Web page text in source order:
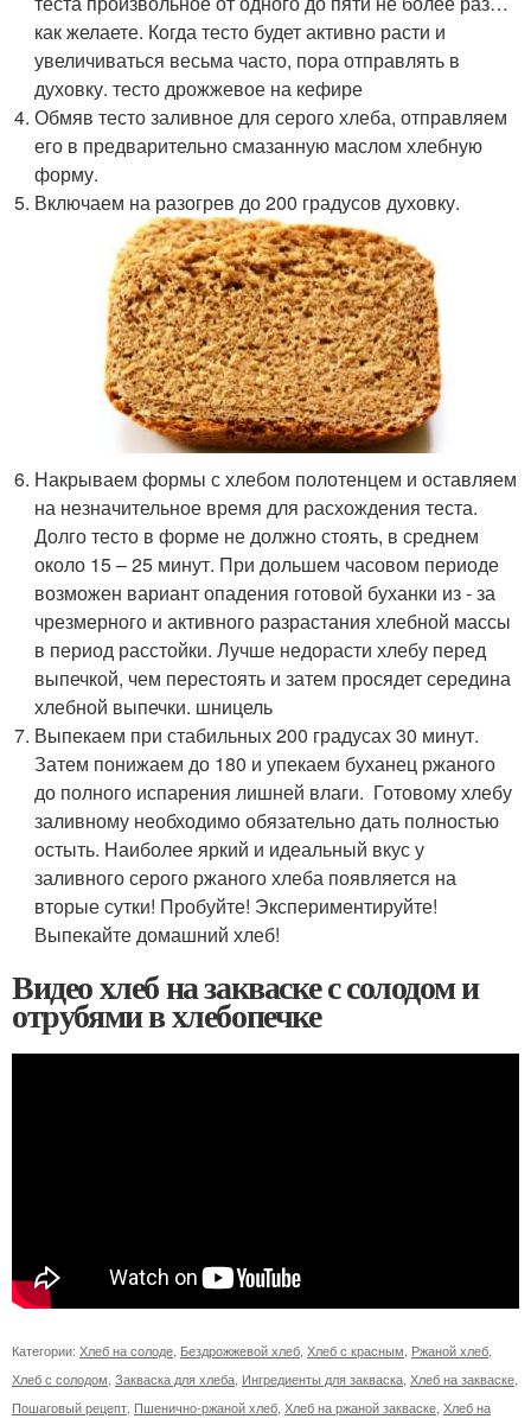
как желаете. Когда тесто будет активно расти и
увеличиваться весьма часто, пора отправлять в
духовку. тесто дрожжевое на кефире
Обмяв тесто заливное для серого хлеба, отправляем
его в предварительно смазанную маслом хлебную
форму.
Включаем на разогрев до 200 градусов духовку.
Накрываем формы с хлебом полотенцем и оставляем
на незначительное время для расхождения теста.
Долго тесто в форме не должно стоять, в среднем
около 15 – 25 минут. При дольшем часовом периоде
возможен вариант опадения готовой буханки из - за
чрезмерного и активного разрастания хлебной массы
в период расстойки. Лучше недорасти хлебу перед
выпечкой, чем перестоять и затем просядет середина
хлебной выпечки. шницель
Выпекаем при стабильных 200 градусах 30 минут.
Затем понижаем до 180 и упекаем буханец ржаного
до полного испарения лишней влаги. Готовому хлебу
заливному необходимо обязательно дать полностью
остыть. Наиболее яркий и идеальный вкус у
заливного серого ржаного хлеба появляется на
вторые сутки! Пробуйте! Экспериментируйте!
Выпекайте домашний хлеб!
Видео хлеб на закваске с солодом и
отрубями в хлебопечке
Категории: Хлеб на солоде, Бездрожжевой хлеб, Хлеб с красным, Ржаной хлеб,
Хлеб с солодом, Закваска для хлеба, Ингредиенты для закваска, Хлеб на закваске,
Пошаговый рецепт, Пшенично-ржаной хлеб, Хлеб на ржаной закваске, Хлеб на